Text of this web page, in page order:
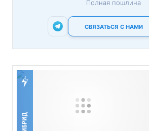
Полная пошлина
СВЯЗАТЬСЯ С НАМИ
ГИБРИД